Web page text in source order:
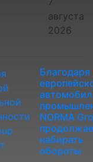
августа
2026
Благодаря
NORMA
набирать
обороты